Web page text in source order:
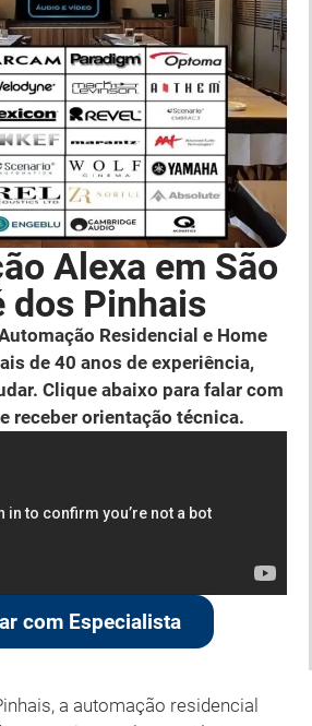
Alexa em São
dos Pinhais
Residencial e Home
de 40 anos de experiência,
Clique abaixo para falar com
receber orientação técnica.
com Especialista
a automação residencial